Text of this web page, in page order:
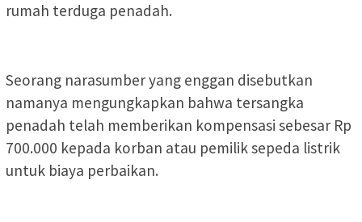
rumah terduga penadah.
Seorang narasumber yang enggan disebutkan
namanya mengungkapkan bahwa tersangka
penadah telah memberikan kompensasi sebesar Rp
700.000 kepada korban atau pemilik sepeda listrik
untuk biaya perbaikan.